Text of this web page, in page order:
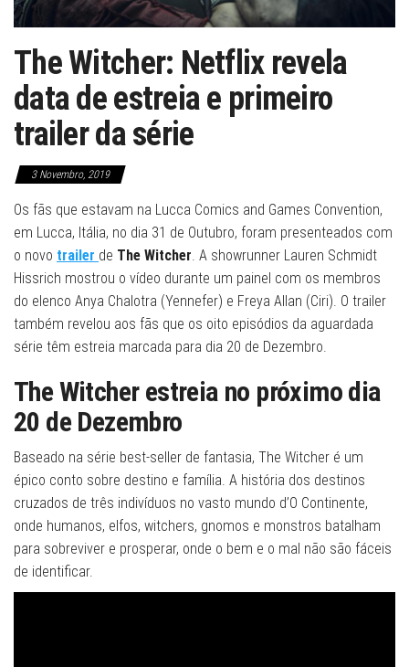
The Witcher: Netflix revela
data de estreia e primeiro
trailer da série
3 Novembro, 2019
Os fãs que estavam na Lucca Comics and Games Convention,
em Lucca, Itália, no dia 31 de Outubro, foram presenteados com
o novo trailer de The Witcher . A showrunner Lauren Schmidt
Hissrich mostrou o vídeo durante um painel com os membros
do elenco Anya Chalotra (Yennefer) e Freya Allan (Ciri). O trailer
também revelou aos fãs que os oito episódios da aguardada
série têm estreia marcada para dia 20 de Dezembro.
The Witcher estreia no próximo dia
20 de Dezembro
Baseado na série best-seller de fantasia, The Witcher é um
épico conto sobre destino e família. A história dos destinos
cruzados de três indivíduos no vasto mundo d’O Continente,
onde humanos, elfos, witchers, gnomos e monstros batalham
para sobreviver e prosperar, onde o bem e o mal não são fáceis
de identificar.